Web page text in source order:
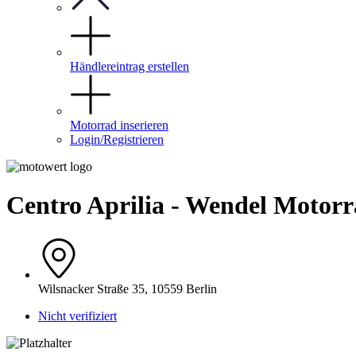
Händlereintrag erstellen
Motorrad inserieren
Login/Registrieren
Centro Aprilia - Wendel
Wilsnacker Straße 35, 10559 Berlin
Nicht verifiziert